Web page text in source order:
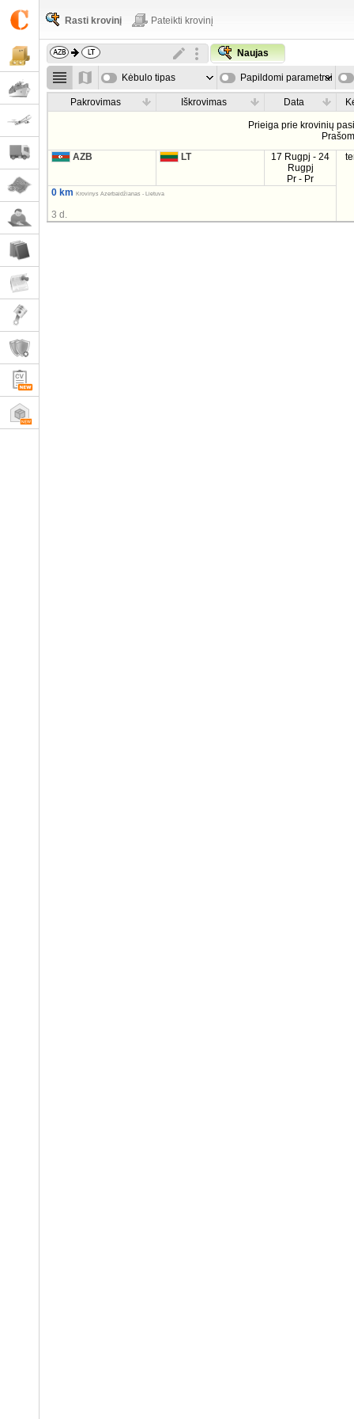
Rasti krovinį Pateikti krovinį
Naujas
Kėbulo tipas Papildomi parametrai
Pakrovimas Iškrovimas Data
Prieiga prie krovinių
AZB
LT
17 Rugpj - 24
Rugpj
Pr - Pr
0 km Krovinys Azerbaidžianas - Lietuva
3 d.